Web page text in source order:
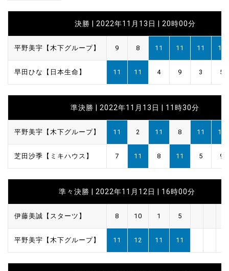
決勝 | 2022年11月13日 | 20時00分
平野美宇【木下グループ】 9 8 11 11 11 11
早田ひな【日本生命】 11 11 4 9 3 5
準決勝 | 2022年11月13日 | 11時30分
平野美宇【木下グループ】 11 2 11 8 11 11
芝田沙季【ミキハウス】 7 11 8 11 5 9
準々決勝 | 2022年11月12日 | 16時00分
伊藤美誠【スターツ】 8 10 1 5
平野美宇【木下グループ】 11 12 11 11